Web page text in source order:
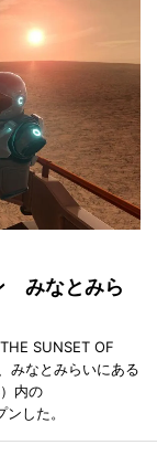
みなとみら
SUNSET OF
みなとみらいにある
内の
した。